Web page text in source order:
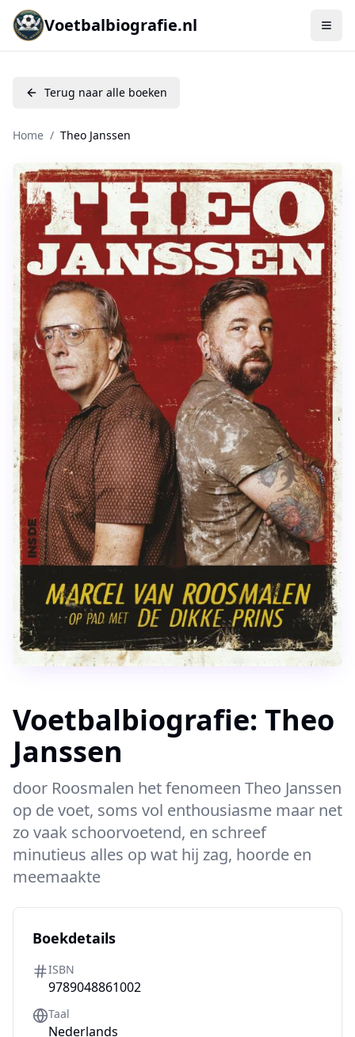
Voetbalbiografie.nl
Terug naar alle boeken
Home / Theo Janssen
Voetbalbiografie: Theo
Janssen
door Roosmalen het fenomeen Theo Janssen
op de voet, soms vol enthousiasme maar net
zo vaak schoorvoetend, en schreef
minutieus alles op wat hij zag, hoorde en
meemaakte
Boekdetails
ISBN
9789048861002
Taal
Nederlands